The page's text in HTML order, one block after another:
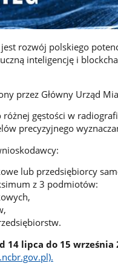
jest rozwój polskiego
inteligencję i
przez Główny Urząd
gęstości w
precyzyjnego
lub przedsiębiorcy
z 3 podmiotów:
14 lipca do 15 września